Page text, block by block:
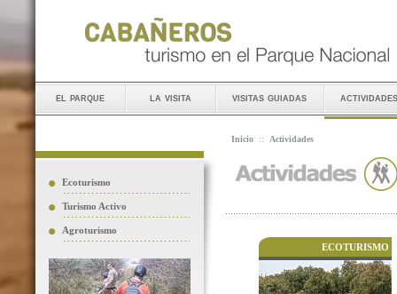
el parque la visita visitas guiadas actividades
Ecoturismo
Turismo Activo
Agroturismo
Inicio :: Actividades
ECOTURISMO